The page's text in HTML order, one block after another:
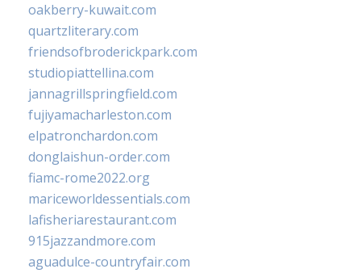
oakberry-kuwait.com
quartzliterary.com
friendsofbroderickpark.com
studiopiattellina.com
jannagrillspringfield.com
fujiyamacharleston.com
elpatronchardon.com
donglaishun-order.com
fiamc-rome2022.org
mariceworldessentials.com
lafisheriarestaurant.com
915jazzandmore.com
aguadulce-countryfair.com